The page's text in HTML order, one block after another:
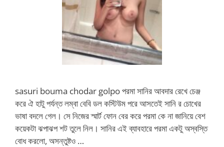
sasuri bouma chodar golpo পরমা সানির আবদার রেখে চেঞ্জ
করে ঐ হাটু পর্যন্ত লম্বা বেবি ডল কস্টিউম পরে আসতেই সানি র চোখের
ভাষা বদলে গেল। সে নিজের স্মার্ট ফোন বের করে পরমা কে না জানিয়ে বেশ
কয়েকটা ঝপাঝপ শট তুলে নিল। সানির এই ব্যাবহারে পরমা একটু অস্বস্তি
বোধ করলো, অসন্তুষ্টও …